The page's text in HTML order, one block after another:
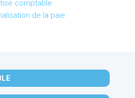
comptable
de la paie